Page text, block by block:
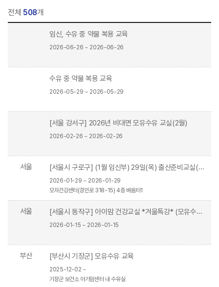
전체 508개
임신, 수유 중 약물 복용 교육
2026-06-26 ~ 2026-06-26
수유 중 약물 복용 교육
2026-05-29 ~ 2026-05-29
[서울 강서구] 2026년 비대면 모유수유 교실(2월)
2026-02-26 ~ 2026-02-26
서울 [서울시 구로구] (1월 임신부) 29일(목) 출산준비교실(신생아 케어와 올바른수유)
2026-01-29 ~ 2026-01-29
모자건강센터(경인로 318-15) 4층 배움터1
서울 [서울시 동작구] 아이맘 건강교실 *겨울특강* (모유수유와 유방관리) 1/15
2026-01-15 ~ 2026-01-15
부산 [부산시 기장군] 모유수유 교육
2025-12-02 ~
기장군 보건소 아가맘센터 내 수유실